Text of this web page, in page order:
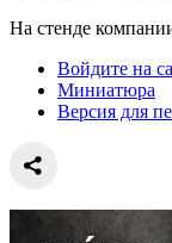
На стенде
Войдите на
Миниатюра
Версия для